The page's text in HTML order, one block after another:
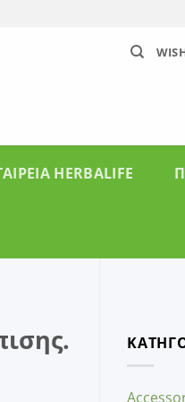
HERBALIFE